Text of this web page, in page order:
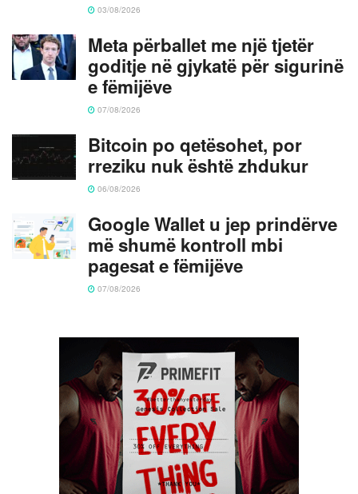
03/08/2026
Meta përballet me një tjetër
goditje në gjykatë për sigurinë
e fëmijëve
07/08/2026
Bitcoin po qetësohet, por
rreziku nuk është zhdukur
06/08/2026
Google Wallet u jep prindërve
më shumë kontroll mbi
pagesat e fëmijëve
07/08/2026